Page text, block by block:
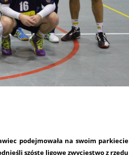
podejmowała na swoim parkiecie
szóste ligowe zwycięstwo z rzędu